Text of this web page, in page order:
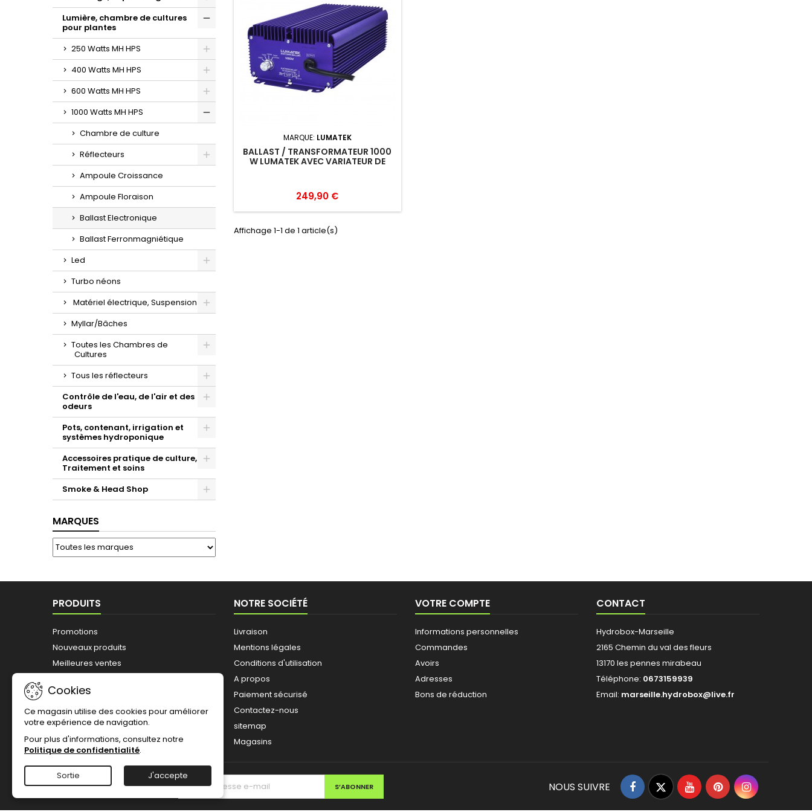
Lumière, chambre de cultures
pour plantes
Toggle
250 Watts MH HPS
Toggle
400 Watts MH HPS
Toggle
600 Watts MH HPS
1000 Watts MH HPS
Chambre de culture
Réflecteurs
Ampoule Croissance
Ampoule Floraison
Ballast Electronique
Ballast Ferronmagniétique
Led
Turbo néons
Matériel électrique, Suspension
Myllar/Bâches
Toutes les Chambres de
Cultures
Tous les réflecteurs
Contrôle de l'eau, de l'air et des
odeurs
Pots, contenant, irrigation et
systèmes hydroponique
Accessoires pratique de culture,
Traitement et soins
Smoke & Head Shop
MARQUES
MARQUE: LUMATEK
BALLAST / TRANSFORMATEUR 1000
W LUMATEK AVEC VARIATEUR DE
249,90 €
Affichage 1-1 de 1 article(s)
PRODUITS
Promotions
Nouveaux produits
Meilleures ventes
NOTRE SOCIÉTÉ
Livraison
Mentions légales
Conditions d'utilisation
A propos
Paiement sécurisé
Contactez-nous
sitemap
Magasins
VOTRE COMPTE
Informations personnelles
Commandes
Avoirs
Adresses
Bons de réduction
CONTACT
Hydrobox-Marseille
2165 Chemin du val des fleurs
13170 les pennes mirabeau
Téléphone: 0673159939
Email: marseille.hydrobox@live.fr
Cookies
Ce magasin utilise des cookies pour améliorer
votre expérience de navigation.
Pour plus d'informations, consultez notre
Politique de confidentialité.
Sortie J'accepte
LETTRE D'INFORMATIONS Facebook
TwitterYouTubePinterestInstagram
NOUS SUIVRE